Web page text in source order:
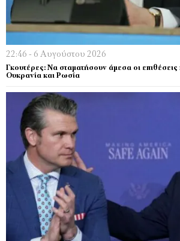
22:46 - 6 Αυγούστου 2026
Γκουτέρες: Να σταματήσουν άμεσα οι
Ουκρανία και Ρωσία